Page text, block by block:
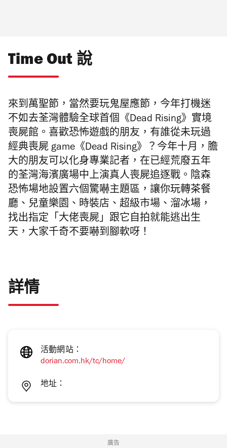
Time Out 說
來到萬聖節，當然要玩鬼屋應節，今年打機迷
不如去荃灣體驗全球首個《Dead Rising》實境
喪屍館。喜歡恐怖遊戲的朋友，有誰從未玩過
經典喪屍 game《Dead Rising》？今年十月，膽
大的朋友可以化身專業記者，在已經荒廢五年
的荃灣海濱廣場中上演真人喪屍追逐戰。陰森
恐怖場地設置六個驚嚇主題區，讓你玩轉茶餐
廳、兒童樂園、時裝店、超級市場、溜冰場，
找出指定「大佬喪屍」跟它自拍就能逃出生
天，大家千奇不要嚇到腳軟呀！
詳情
活動網站：
dorian.com.hk/tc/home/
地址：
廣告